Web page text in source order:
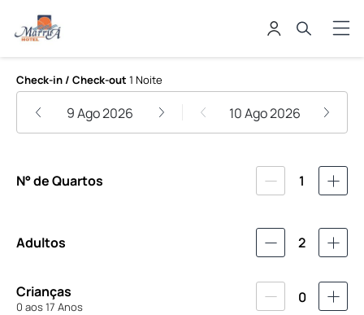
Marruá Hotel
Check-in / Check-out 1 Noite
9 Ago 2026 10 Ago 2026
N° de Quartos 1
Adultos 2
Crianças
0 aos 17 Anos
0